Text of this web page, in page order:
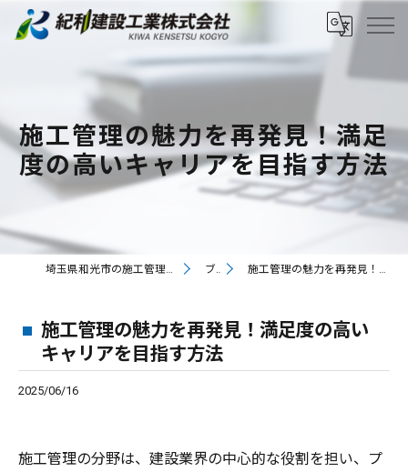
施工管理の魅力を再発見！満足
度の高いキャリアを目指す方法
埼玉県和光市の施工管理の求人なら紀和建設工業株式会社 ブログ 施工管理の魅力を再発見！満足度の高いキャリアを目指す方法
施工管理の魅力を再発見！満足度の高い
キャリアを目指す方法
2025/06/16
施工管理の分野は、建設業界の中心的な役割を担い、プ